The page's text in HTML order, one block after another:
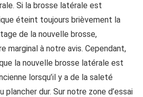
Si la brosse latérale est
éteint toujours brièvement la
de la nouvelle brosse,
marginal à notre avis. Cependant,
la nouvelle brosse latérale est
lorsqu’il y a de la saleté
plancher dur. Sur notre zone d’essai